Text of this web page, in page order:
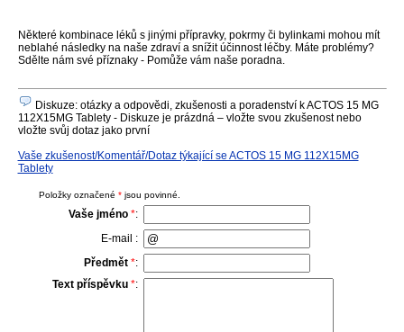
Některé kombinace léků s jinými přípravky, pokrmy či bylinkami mohou mít
neblahé následky na naše zdraví a snížit účinnost léčby. Máte problémy?
Sdělte nám své příznaky - Pomůže vám naše poradna.
Diskuze: otázky a odpovědi, zkušenosti a poradenství k ACTOS 15 MG
112X15MG Tablety - Diskuze je prázdná – vložte svou zkušenost nebo
vložte svůj dotaz jako první
Vaše zkušenost/Komentář/Dotaz týkající se ACTOS 15 MG 112X15MG
Tablety
Položky označené * jsou povinné.
Vaše jméno *:
E-mail :
Předmět *:
Text příspěvku *: